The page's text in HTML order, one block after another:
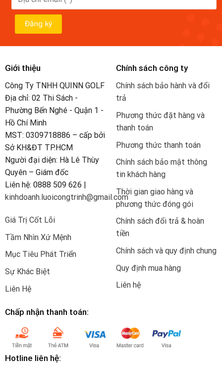
Giới thiệu
Công Ty TNHH QUINN GOLF
Địa chỉ: 02 Thi Sách -
Phường Bến Nghé - Quận 1 -
Hồ Chí Minh
MST: 0309718886 – cấp bởi
Sở KH&ĐT TP.HCM
Người đại diện: Hà Lê Thùy
Quyên – Giám đốc
Liên hệ: 0888 509 626 |
kinhdoanh.luoicongtrinh@gmail.com
Giá Trị Cốt Lõi
Tầm Nhìn Xứ Mệnh
Mục Tiêu Phát Triển
Sự Khác Biệt
Liên Hệ
Chính sách công ty
Chính sách bảo hành và đổi
trả
Phương thức đặt hàng và
thanh toán
Phương thức thanh toán
Chính sách bảo mật thông
tin khách hàng
Thời gian giao hàng và
phương thức đóng gói
Chính sách đổi trả & hoàn
tiền
Chính sách và quy định chung
Quy định mua hàng
Liên hệ
Chấp nhận thanh toán:
Hotline liên hệ: